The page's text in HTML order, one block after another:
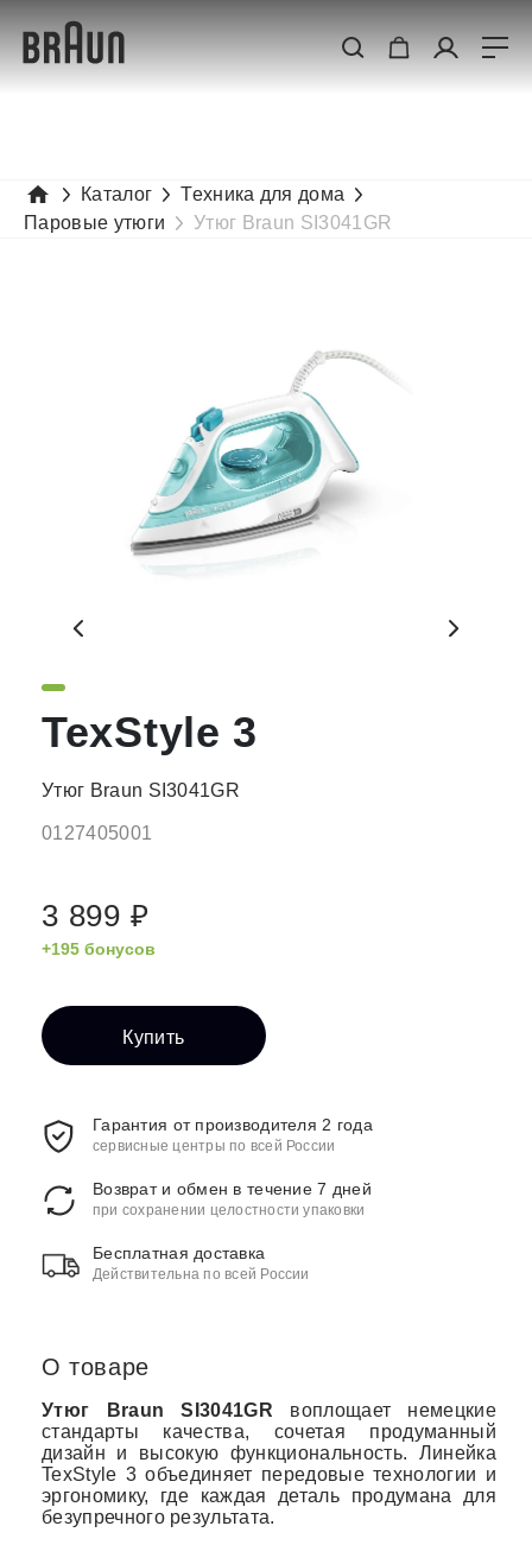
Каталог
Техника для дома
Паровые утюги
Утюг Braun SI3041GR
TexStyle 3
Утюг Braun SI3041GR
0127405001
3 899 ₽
+195 бонусов
Купить
О товаре
Утюг Braun SI3041GR воплощает немецкие
стандарты качества, сочетая продуманный
дизайн и высокую функциональность. Линейка
TexStyle 3 объединяет передовые технологии и
эргономику, где каждая деталь продумана для
безупречного результата.
Гарантия от производителя 2 года
сервисные центры по всей России
Возврат и обмен в течение 7 дней
при сохранении целостности упаковки
Бесплатная доставка
Действительна по всей России